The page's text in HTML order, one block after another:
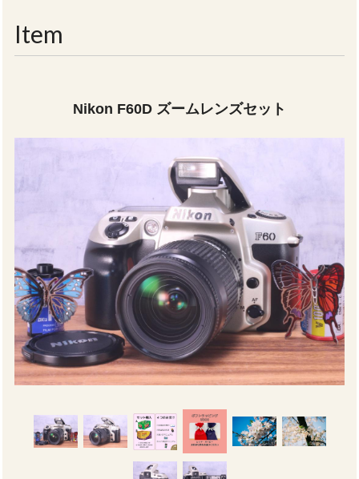
Item
Nikon F60D ズームレンズセット